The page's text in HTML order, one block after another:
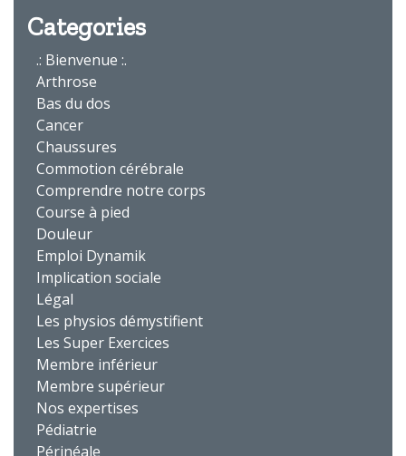
Categories
.: Bienvenue :.
Arthrose
Bas du dos
Cancer
Chaussures
Commotion cérébrale
Comprendre notre corps
Course à pied
Douleur
Emploi Dynamik
Implication sociale
Légal
Les physios démystifient
Les Super Exercices
Membre inférieur
Membre supérieur
Nos expertises
Pédiatrie
Périnéale